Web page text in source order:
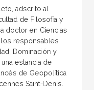
adscrito al
de Filosofía y
doctor en Ciencias
los responsables
Dominación y
estancia de
de Geopolítica
Saint-Denis.